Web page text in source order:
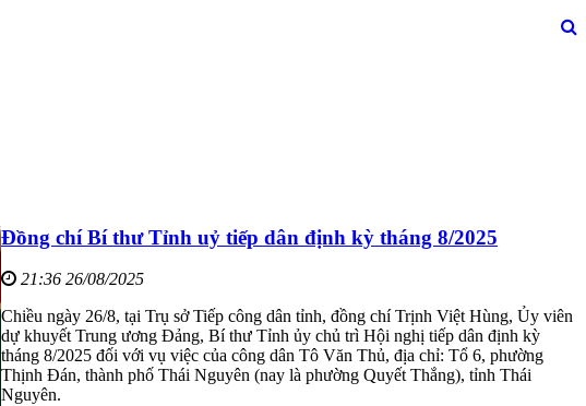
Đồng chí Bí thư Tỉnh uỷ tiếp dân định kỳ tháng 8/2025
21:36 26/08/2025
Chiều ngày 26/8, tại Trụ sở Tiếp công dân tỉnh, đồng chí Trịnh Việt Hùng, Ủy viên
dự khuyết Trung ương Đảng, Bí thư Tỉnh ủy chủ trì Hội nghị tiếp dân định kỳ
tháng 8/2025 đối với vụ việc của công dân Tô Văn Thủ, địa chỉ: Tổ 6, phường
Thịnh Đán, thành phố Thái Nguyên (nay là phường Quyết Thắng), tỉnh Thái
Nguyên.